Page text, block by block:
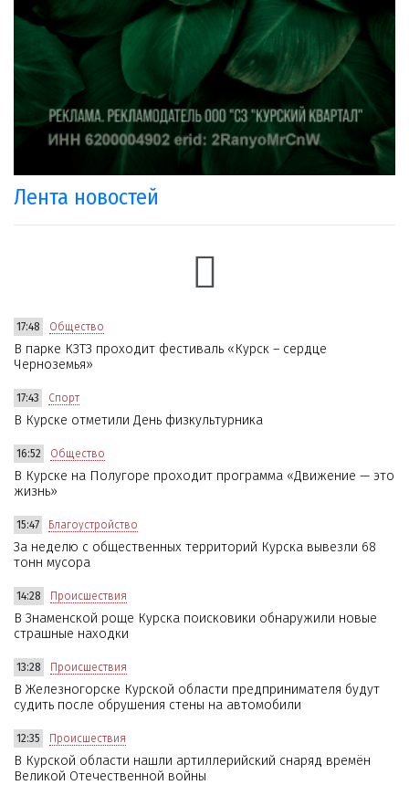
Лента новостей
17:48 Общество
В парке КЗТЗ проходит фестиваль «Курск – сердце
Черноземья»
17:43 Спорт
В Курске отметили День физкультурника
16:52 Общество
В Курске на Полугоре проходит программа «Движение — это
жизнь»
15:47 Благоустройство
За неделю с общественных территорий Курска вывезли 68
тонн мусора
14:28 Происшествия
В Знаменской роще Курска поисковики обнаружили новые
страшные находки
13:28 Происшествия
В Железногорске Курской области предпринимателя будут
судить после обрушения стены на автомобили
12:35 Происшествия
В Курской области нашли артиллерийский снаряд времён
Великой Отечественной войны